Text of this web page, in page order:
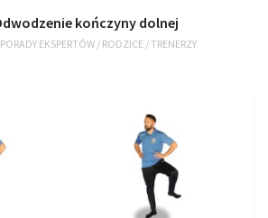
Training – Trening Piłkarski
“Piłkarski W-F w domu”
ćwiczeń PRO TRAINING
kończyny dolnej
PORADY EKSPERTÓW / RODZICE /TRENERZY